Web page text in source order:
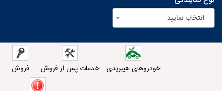
انتخاب نمایید
فروش خدمات پس از فروش خودروهای هیبریدی